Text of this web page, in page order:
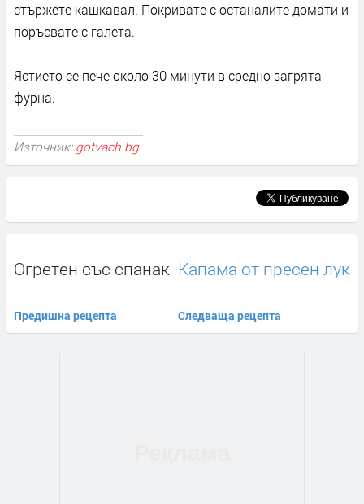
стържете кашкавал. Покривате с останалите домати и
поръсвате с галета.
Ястието се пече около 30 минути в средно загрята
фурна.
Източник: gotvach.bg
Огретен със спанак
Предишна рецепта
Капама от пресен лук
Следваща рецепта